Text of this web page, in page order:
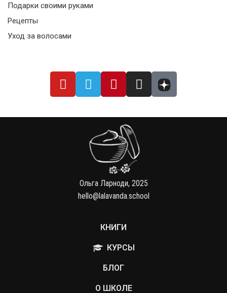
Подарки своими руками
Рецепты
Уход за волосами
Ольга Ларноди, 2025
hello@lalavanda.school
КНИГИ
КУРСЫ
БЛОГ
О ШКОЛЕ